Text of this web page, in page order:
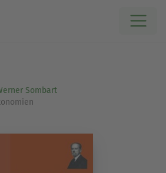
Sombart